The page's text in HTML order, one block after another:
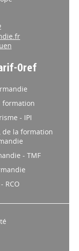
Oref
formation
- IPI
de la formation
- TMF
RCO